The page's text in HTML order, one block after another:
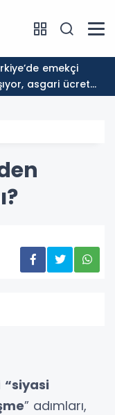
asgari ücret
“siyasi
” adımları,